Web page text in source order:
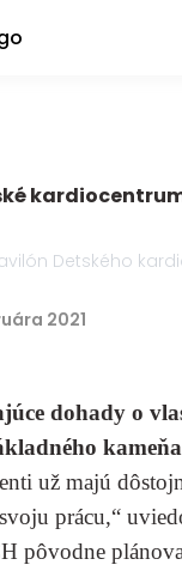
Detského
2021
dohady o
už majú
prácu,“
pôvodne